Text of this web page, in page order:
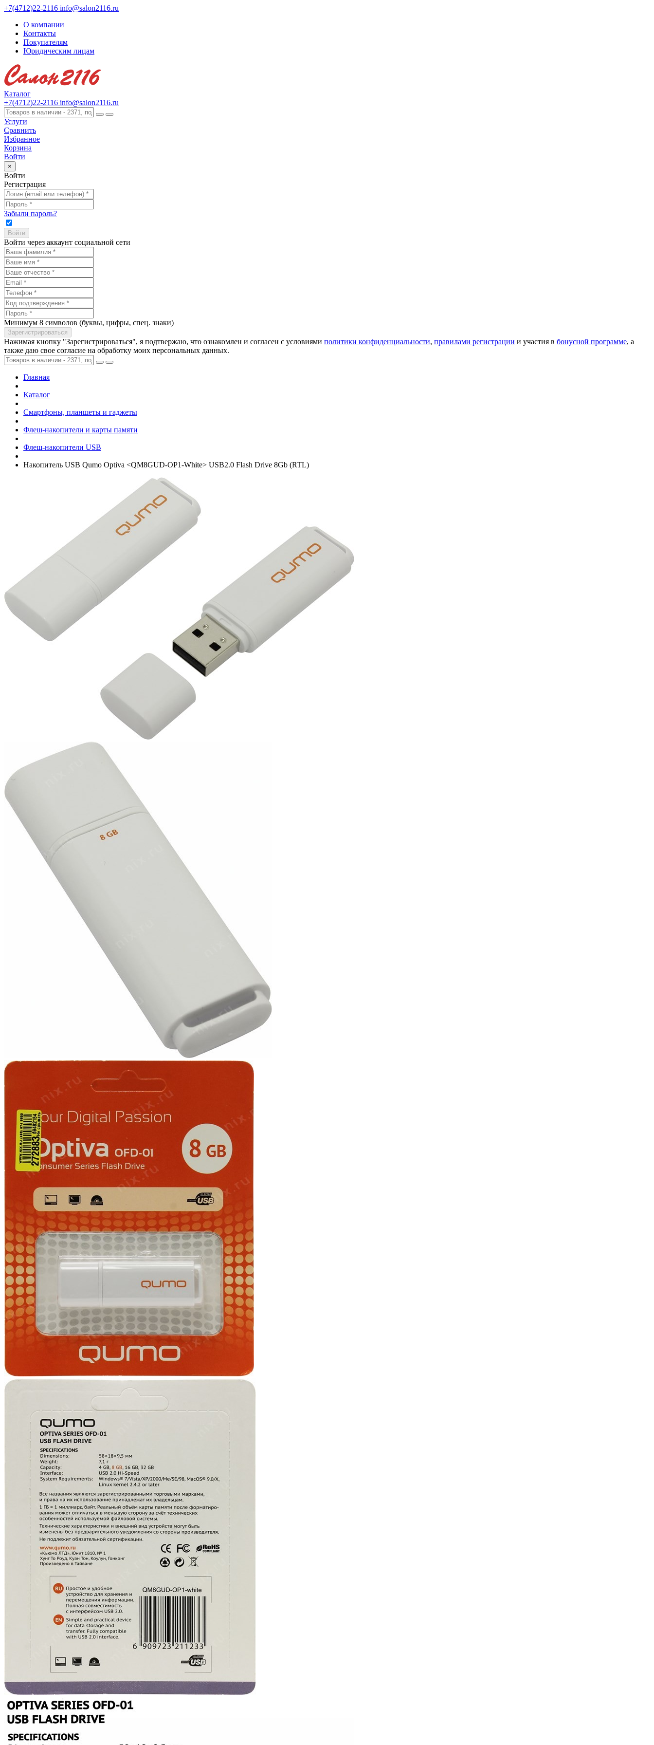
+7(4712)22-2116 info@salon2116.ru
О компании
Контакты
Покупателям
Юридическим лицам
Каталог
+7(4712)22-2116 info@salon2116.ru
Услуги
Сравнить
Избранное
Корзина
Войти
×
Войти
Регистрация
Забыли пароль?
Войти через аккаунт социальной сети
Минимум 8 символов (буквы, цифры, спец. знаки)
Нажимая кнопку "Зарегистрироваться", я подтвержаю, что ознакомлен и согласен с условиями политики конфиденциальности, правилами регистрации и участия в бонусной программе, а
также даю свое согласие на обработку моих персональных данных.
Главная
Каталог
Смартфоны, планшеты и гаджеты
Флеш-накопители и карты памяти
Флеш-накопители USB
Накопитель USB Qumo Optiva <QM8GUD-OP1-White> USB2.0 Flash Drive 8Gb (RTL)